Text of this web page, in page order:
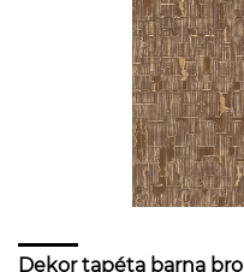
Dekor tapéta barna